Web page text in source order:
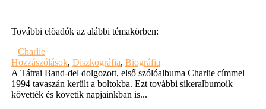
További elõadók az alábbi témakörben:
Charlie
Hozzászólások, Diszkográfia, Biográfia
A Tátrai Band-del dolgozott, első szólóalbuma Charlie címmel
1994 tavaszán került a boltokba. Ezt további sikeralbumoik
követték és követik napjainkban is...